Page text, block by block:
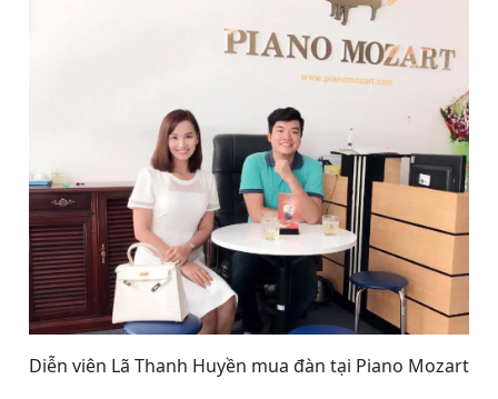
Diễn viên Lã Thanh Huyền mua đàn tại Piano Mozart